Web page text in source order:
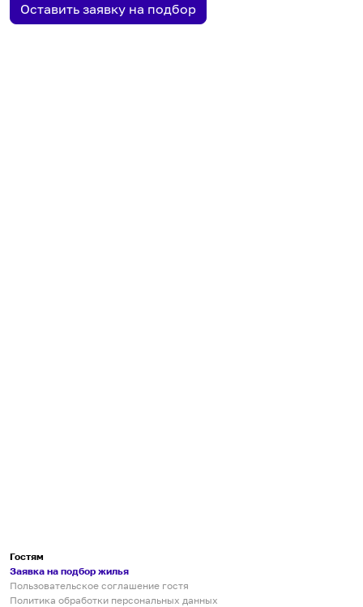
Оставить заявку на подбор
Гостям
Заявка на подбор жилья
Пользовательское соглашение гостя
Политика обработки персональных данных